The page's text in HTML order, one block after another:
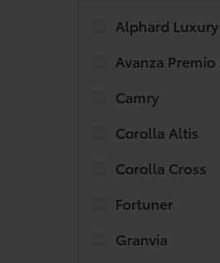
Alphard Luxury
Avanza Premio
Camry
Corolla Altis
Corolla Cross
Fortuner
Granvia